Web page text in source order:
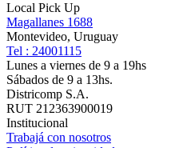
Local Pick Up
Magallanes 1688
Montevideo, Uruguay
Tel : 24001115
Lunes a viernes de 9 a 19hs
Sábados de 9 a 13hs.
Districomp S.A.
RUT 212363900019
Institucional
Trabajá con nosotros